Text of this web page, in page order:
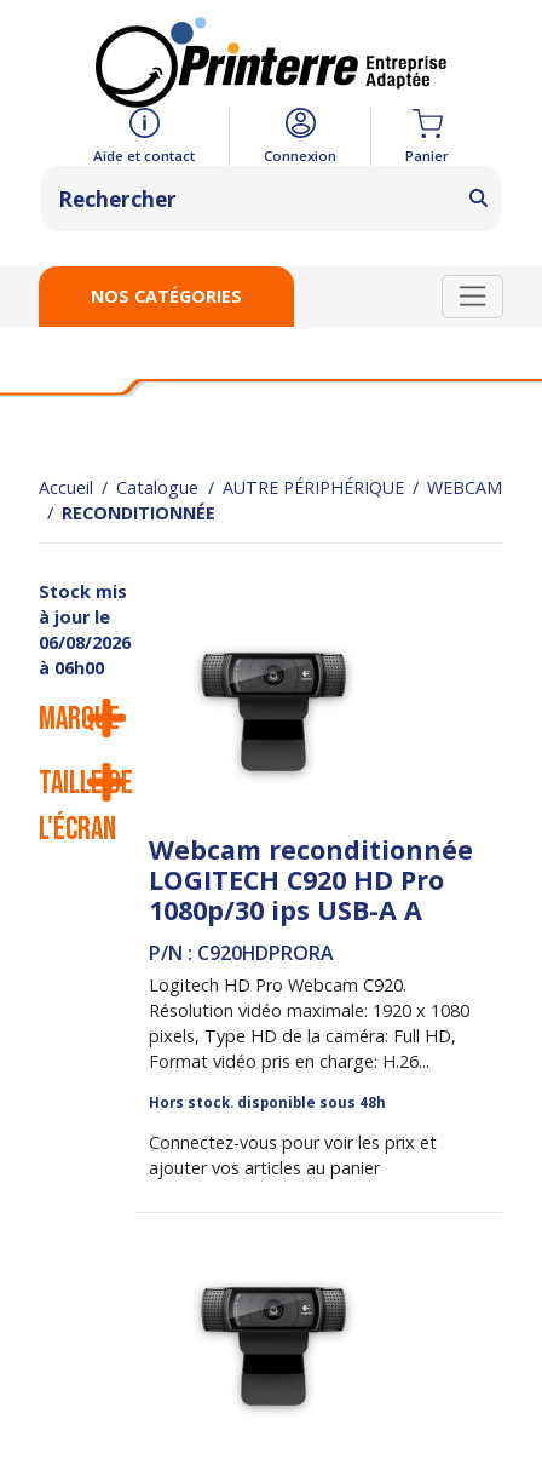
Aide et contact Connexion Panier
NOS CATÉGORIES
Accueil Catalogue AUTRE PÉRIPHÉRIQUE
WEBCAM
RECONDITIONNÉE
Stock mis
à jour le
06/08/2026
à 06h00
Marque
Taille de
l'écran
Webcam reconditionnée
LOGITECH C920 HD Pro
1080p/30 ips USB-A A
P/N : C920HDPRORA
Logitech HD Pro Webcam C920.
Résolution vidéo maximale: 1920 x 1080
pixels, Type HD de la caméra: Full HD,
Format vidéo pris en charge: H.26...
Hors stock. disponible sous 48h
Connectez-vous pour voir les prix et
ajouter vos articles au panier